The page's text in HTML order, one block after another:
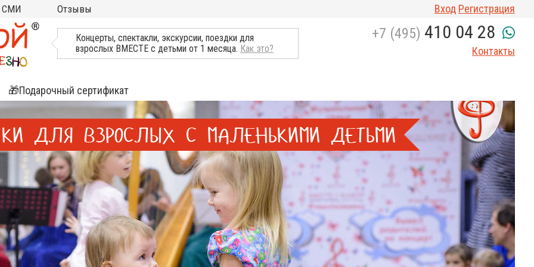
СМИ
ТВ, Пресса о нас
Отзывы Вход Регистрация
Концерты, спектакли, экскурсии, поездки для
взрослых ВМЕСТЕ с детьми от 1 месяца. Как это?
+7 (495) 410 04 28
Контакты
🎁Подарочный сертификат
ДЛЯ ВЗРОСЛЫХ С МАЛЕНЬКИМИ ДЕТЬМИ